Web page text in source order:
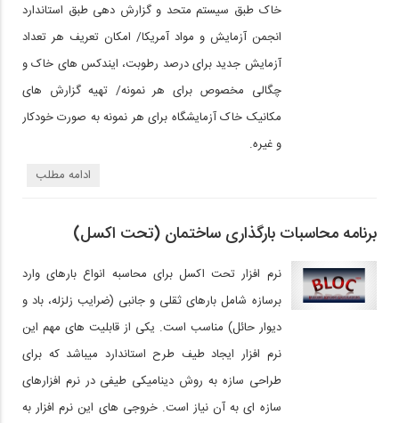
خاک طبق سیستم متحد و گزارش دهی طبق استاندارد
انجمن آزمایش و مواد آمریکا/ امکان تعریف هر تعداد
آزمایش جدید برای درصد رطوبت، ایندکس های خاک و
چگالی مخصوص برای هر نمونه/ تهیه گزارش های
مکانیک خاک آزمایشگاه برای هر نمونه به صورت خودکار
و غیره.
ادامه مطلب
برنامه محاسبات بارگذاری ساختمان (تحت اکسل)
نرم افزار تحت اکسل برای محاسبه انواع بارهای وارد
برسازه شامل بارهای ثقلی و جانبی (ضرایب زلزله، باد و
دیوار حائل) مناسب است. یکی از قابلیت های مهم این
نرم افزار ایجاد طیف طرح استاندارد میباشد که برای
طراحی سازه به روش دینامیکی طیفی در نرم افزارهای
سازه ای به آن نیاز است. خروجی های این نرم افزار به